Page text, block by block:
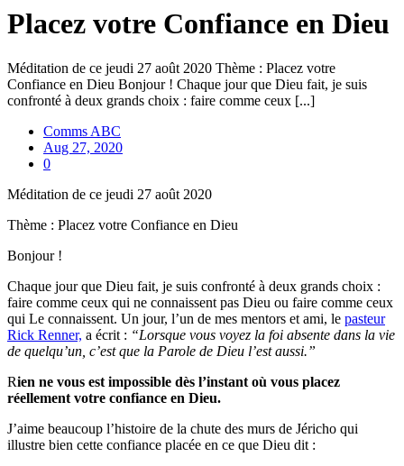
Placez votre Confiance en Dieu
Méditation de ce jeudi 27 août 2020 Thème : Placez votre
Confiance en Dieu Bonjour ! Chaque jour que Dieu fait, je suis
confronté à deux grands choix : faire comme ceux [...]
Comms ABC
Aug 27, 2020
0
Méditation de ce jeudi 27 août 2020
Thème : Placez votre Confiance en Dieu
Bonjour !
Chaque jour que Dieu fait, je suis confronté à deux grands choix :
faire comme ceux qui ne connaissent pas Dieu ou faire comme ceux
qui Le connaissent. Un jour, l’un de mes mentors et ami, le pasteur
Rick Renner, a écrit : “Lorsque vous voyez la foi absente dans la vie
de quelqu’un, c’est que la Parole de Dieu l’est aussi.”
Rien ne vous est impossible dès l’instant où vous placez
réellement votre confiance en Dieu.
J’aime beaucoup l’histoire de la chute des murs de Jéricho qui
illustre bien cette confiance placée en ce que Dieu dit :